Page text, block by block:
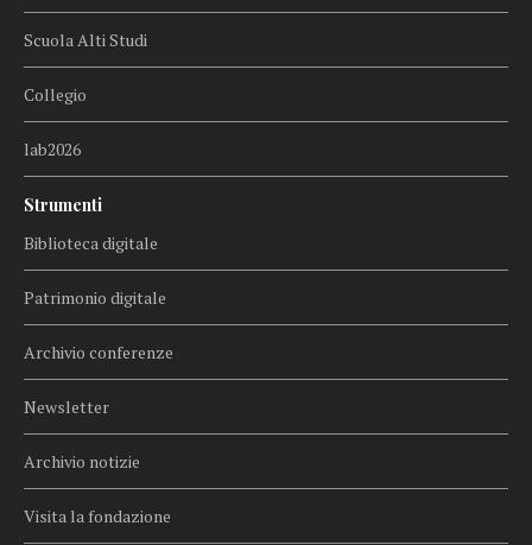
Scuola Alti Studi
Collegio
lab2026
Strumenti
Biblioteca digitale
Patrimonio digitale
Archivio conferenze
Newsletter
Archivio notizie
Visita la fondazione